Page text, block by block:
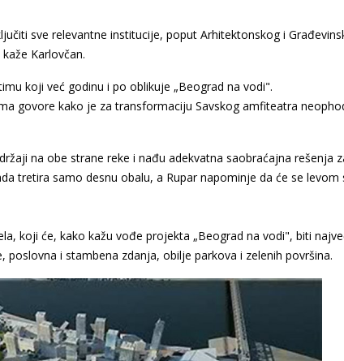
sve relevantne institucije, poput Arhitektonskog i
Karlovčan.
koji već godinu i po oblikuje „Beograd na vodi".
govore kako je za transformaciju Savskog amfiteatra
na obe strane reke i nađu adekvatna saobraćajna rešenja
tretira samo desnu obalu, a Rupar napominje da će se levom
koji će, kako kažu vođe projekta „Beograd na vodi", biti
i stambena zdanja, obilje parkova i zelenih površina.